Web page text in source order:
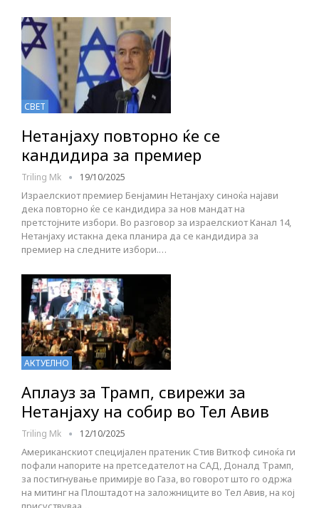
СВЕТ
Нетанјаху повторно ќе се
кандидира за премиер
Triling Mk 19/10/2025
Израелскиот премиер Бенјамин Нетанјаху синоќа најави
дека повторно ќе се кандидира за нов мандат на
претстојните избори. Во разговор за израелскиот Канал 14,
Нетанјаху истакна дека планира да се кандидира за
премиер на следните избори.…
АКТУЕЛНО
Аплауз за Трамп, свирежи за
Нетанјаху на собир во Тел Авив
Triling Mk 12/10/2025
Американскиот специјален пратеник Стив Виткоф синоќа ги
пофали напорите на претседателот на САД, Доналд Трамп,
за постигнување примирје во Газа, во говорот што го одржа
на митинг на Плоштадот на заложниците во Тел Авив, на кој